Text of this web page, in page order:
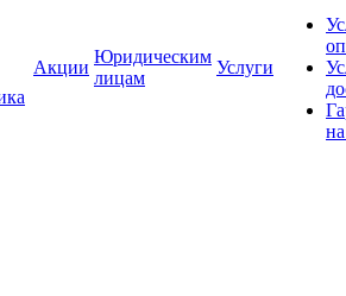
Акции
Юридическим
лицам
Услуги